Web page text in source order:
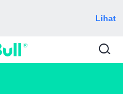
Lihat